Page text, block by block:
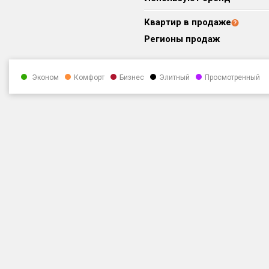
Квартир в продаже
Регионы продаж
Эконом Комфорт Бизнес Элитный Просмотренный